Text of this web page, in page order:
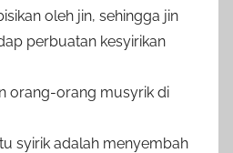
oleh jin, sehingga jin
perbuatan kesyirikan
orang-orang musyrik di
syirik adalah menyembah